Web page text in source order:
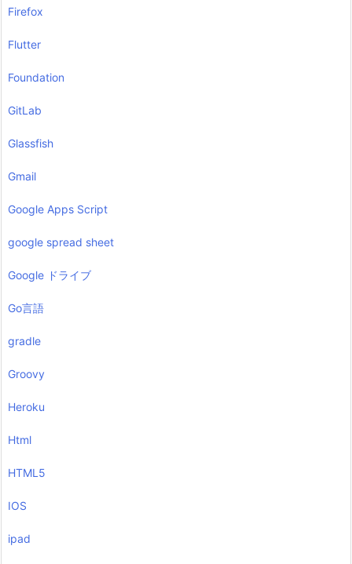
Firefox
Flutter
Foundation
GitLab
Glassfish
Gmail
Google Apps Script
google spread sheet
Google ドライブ
Go言語
gradle
Groovy
Heroku
Html
HTML5
IOS
ipad